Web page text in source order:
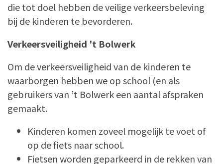
die tot doel hebben de veilige verkeersbeleving
bij de kinderen te bevorderen.
Verkeersveiligheid 't Bolwerk
Om de verkeersveiligheid van de kinderen te
waarborgen hebben we op school (en als
gebruikers van ’t Bolwerk een aantal afspraken
gemaakt.
Kinderen komen zoveel mogelijk te voet of
op de fiets naar school.
Fietsen worden geparkeerd in de rekken van